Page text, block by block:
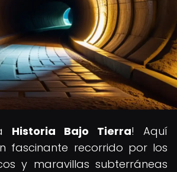
Historia Bajo Tierra! Aquí
fascinante recorrido por los
y maravillas subterráneas